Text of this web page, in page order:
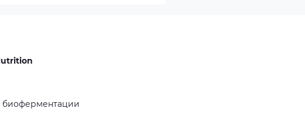
биоферментации